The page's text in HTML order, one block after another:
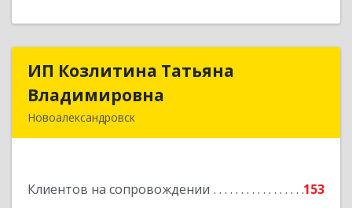
ИП Козлитина Татьяна
Владимировна
Новоалександровск
Клиентов на сопровождении 153
ИП Козлитина Татьяна
Подробнее